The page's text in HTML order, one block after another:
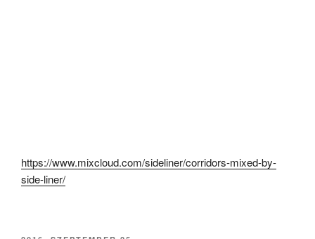
https://www.mixcloud.com/sideliner/corridors-mixed-by-
side-liner/